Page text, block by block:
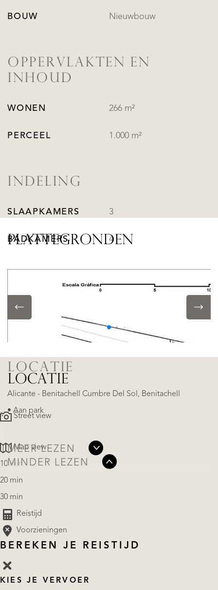
BOUW Nieuwbouw
OPPERVLAKTEN EN
INHOUD
WONEN 266 m²
PERCEEL 1.000 m²
INDELING
SLAAPKAMERS 3
BADKAMERS 4
OBJECTKENMERKEN
• Airconditioning
LOCATIE
Alicante - Benitachell Cumbre Del Sol, Benitachell
• Aan park
MEER LEZEN
MINDER LEZEN
PLATTEGRONDEN
LOCATIE
Street view
Map view
10 min
20 min
30 min
Reistijd
Voorzieningen
BEREKEN JE REISTIJD
KIES JE VERVOER